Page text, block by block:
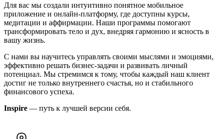
Для вас мы создали интуитивно понятное мобильное
приложение и онлайн-платформу, где доступны курсы,
медитации и аффирмации. Наши программы помогают
трансформировать тело и дух, внедряя гармонию и ясность в
вашу жизнь.
С нами вы научитесь управлять своими мыслями и эмоциями,
эффективно решать бизнес-задачи и развивать личный
потенциал. Мы стремимся к тому, чтобы каждый наш клиент
достиг не только внутреннего счастья, но и стабильного
финансового успеха.
Inspire — путь к лучшей версии себя.